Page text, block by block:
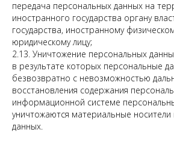
передача персональных данных на
иностранного государства органу
государства, иностранному
юридическому лицу;
2.13. Уничтожение персональных
в результате которых персональные
безвозвратно с невозможностью
восстановления содержания
информационной системе
уничтожаются материальные
данных.